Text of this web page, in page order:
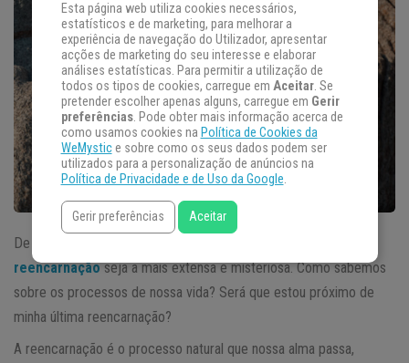
De todas as dúvidas de nossa
reencarnaçãoseja a mais extensa e misteriosa. Como sabemos
sobre os processos de nossa vida? Será que estou próximo de
minha última reencarnação?
A reencarnação é o processo natural que nossa alma passa,
Esta página web utiliza cookies necessários,
estatísticos e de marketing, para melhorar a
experiência de navegação do Utilizador, apresentar
acções de marketing do seu interesse e elaborar
análises estatísticas. Para permitir a utilização de
todos os tipos de cookies, carregue em Aceitar. Se
pretender escolher apenas alguns, carregue em Gerir
preferências. Pode obter mais informação acerca de
como usamos cookies na Política de Cookies da
WeMystice sobre como os seus dados podem ser
utilizados para a personalização de anúncios na
Política de Privacidade e de Uso da Google.
Gerir preferências Aceitar